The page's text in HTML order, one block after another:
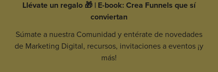
Llévate un regalo 🎁 | E-book: Crea Funnels que sí
conviertan
Súmate a nuestra Comunidad y entérate de novedades
de Marketing Digital, recursos, invitaciones a eventos ¡y
más!